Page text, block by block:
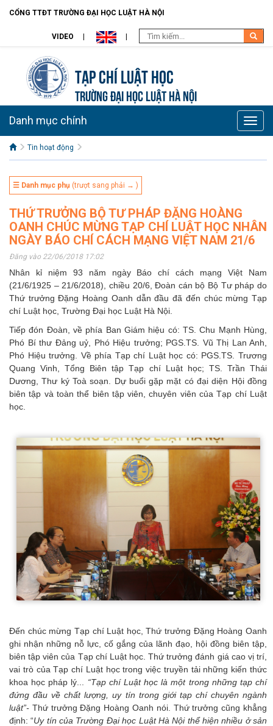
CỔNG TTĐT TRƯỜNG ĐẠI HỌC LUẬT HÀ NỘI
VIDEO
Tạp chí Luật học
TRƯỜNG ĐẠI HỌC LUẬT HÀ NỘI
Toggle
Danh mục chính
Tin hoạt động
☰ Danh mục phụ (trượt sang phải → )
THỨ TRƯỞNG BỘ TƯ PHÁP ĐẶNG HOÀNG
OANH CHÚC MỪNG TẠP CHÍ LUẬT HỌC NHÂN
NGÀY BÁO CHÍ CÁCH MẠNG VIỆT NAM 21/6
Đăng vào 22/06/2018 17:02
Nhân kỉ niệm 93 năm ngày Báo chí cách mạng Việt Nam
(21/6/1925 – 21/6/2018), chiều 20/6, Đoàn cán bộ Bộ Tư pháp do
Thứ trưởng Đặng Hoàng Oanh dẫn đầu đã đến chúc mừng Tạp
chí Luật học, Trường Đại học Luật Hà Nội.
Tiếp đón Đoàn, về phía Ban Giám hiệu có: TS. Chu Mạnh Hùng,
Phó Bí thư Đảng uỷ, Phó Hiệu trưởng; PGS.TS. Vũ Thị Lan Anh,
Phó Hiệu trưởng. Về phía Tạp chí Luật học có: PGS.TS. Trương
Quang Vinh, Tổng Biên tập Tạp chí Luật học; TS. Trần Thái
Dương, Thư ký Toà soạn. Dự buổi gặp mặt có đại diện Hội đồng
biên tập và toàn thể biên tập viên, chuyên viên của Tạp chí Luật
học.
Đến chúc mừng Tạp chí Luật học, Thứ trưởng Đặng Hoàng Oanh
ghi nhận những nỗ lực, cố gắng của lãnh đạo, hội đồng biên tập,
biên tập viên của Tạp chí Luật học. Thứ trưởng đánh giá cao vị trí,
vai trò của Tạp chí Luật học trong việc truyền tải những kiến thức
khoa học pháp lý... “Tạp chí Luật học là một trong những tạp chí
đứng đầu về chất lượng, uy tín trong giới tạp chí chuyên ngành
luật”- Thứ trưởng Đặng Hoàng Oanh nói. Thứ trưởng cũng khẳng
định: “Uy tín của Trường Đại học Luật Hà Nội thể hiện nhiều ở sản